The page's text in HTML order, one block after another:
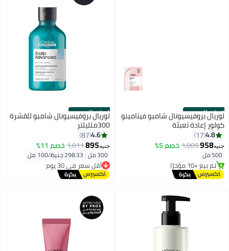
الستور الرسمي
لوريال بروفيسيونال شامبو فيتامينو
كولور إعادة تعبئة
4.8
17
جنيه958
1,009خصم 5%
500 مل
أقل سعر في 7 يوم
توصيل مجاني
تم بيع +10 مؤخرًا
أقل سعر في 7 يوم
الستور الرسمي
لوريال بروفيسيونال شامبو للقشرة
300ملليلتر
4.6
87
جنيه895
1,011خصم 11%
300 مل |
أقل سعر في 30 يوم
توصيل مجاني
أقل سعر في 30 يوم